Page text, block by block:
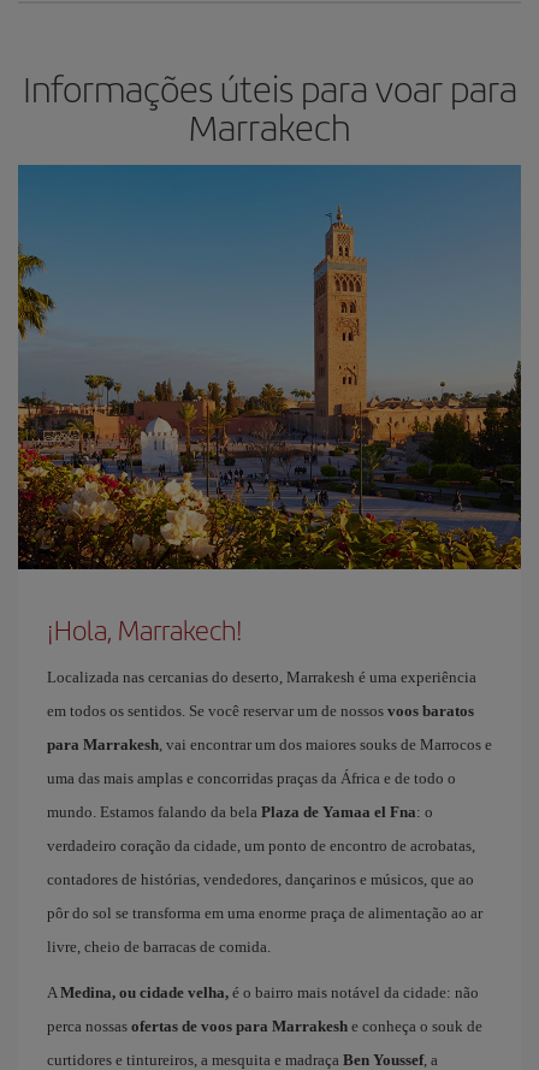
Informações úteis para voar para
Marrakech
¡Hola, Marrakech!
Localizada nas cercanias do deserto, Marrakesh é uma experiência
em todos os sentidos. Se você reservar um de nossos voos baratos
para Marrakesh, vai encontrar um dos maiores souks de Marrocos e
uma das mais amplas e concorridas praças da África e de todo o
mundo. Estamos falando da bela Plaza de Yamaa el Fna: o
verdadeiro coração da cidade, um ponto de encontro de acrobatas,
contadores de histórias, vendedores, dançarinos e músicos, que ao
pôr do sol se transforma em uma enorme praça de alimentação ao ar
livre, cheio de barracas de comida.
AMedina, ou cidade velha, é o bairro mais notável da cidade: não
perca nossas ofertas de voos para Marrakesh e conheça o souk de
curtidores e tintureiros, a mesquita e madraça Ben Youssef, a